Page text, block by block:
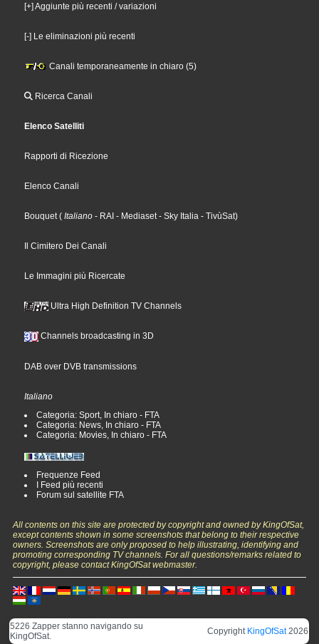
[+] Aggiunte più recenti / variazioni
[-] Le eliminazioni più recenti
Canali temporaneamente in chiaro (5)
Ricerca Canali
Elenco Satelliti
Rapporti di Ricezione
Elenco Canali
Bouquet ( Italiano - RAI - Mediaset - Sky Italia - TivùSat)
Il Cimitero Dei Canali
Le Immagini più Ricercate
Ultra High Definition TV Channels
Channels broadcasting in 3D
DAB over DVB transmissions
Italiano
Categoria: Sport, In chiaro - FTA
Categoria: News, In chiaro - FTA
Categoria: Movies, In chiaro - FTA
Frequenze Feed
I Feed più recenti
Forum sul satellite FTA
All contents on this site are protected by copyright and owned by KingOfSat,
except contents shown in some screenshots that belong to their respective
owners. Screenshots are only proposed to help illustrating, identifying and
promoting corresponding TV channels. For all questions/remarks related to
copyright, please contact KingOfSat webmaster.
5226 Zapper stanno navigando su
KingOfSat.
Copyright KingOfSat2026